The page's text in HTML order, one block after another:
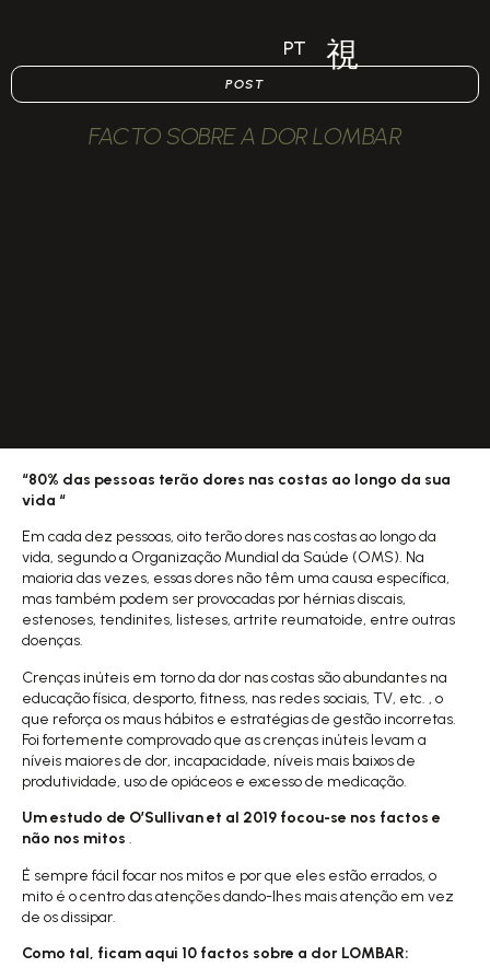
PT
POST
FACTO SOBRE A DOR LOMBAR
“80% das pessoas terão dores nas costas ao longo da sua
vida “
Em cada dez pessoas, oito terão dores nas costas ao longo da
vida, segundo a Organização Mundial da Saúde (OMS). Na
maioria das vezes, essas dores não têm uma causa específica,
mas também podem ser provocadas por hérnias discais,
estenoses, tendinites, listeses, artrite reumatoide, entre outras
doenças.
Crenças inúteis em torno da dor nas costas são abundantes na
educação física, desporto, fitness, nas redes sociais, TV, etc. , o
que reforça os maus hábitos e estratégias de gestão incorretas.
Foi fortemente comprovado que as crenças inúteis levam a
níveis maiores de dor, incapacidade, níveis mais baixos de
produtividade, uso de opiáceos e excesso de medicação.
Um estudo de O’Sullivan et al 2019 focou-se nos factos e
não nos mitos .
É sempre fácil focar nos mitos e por que eles estão errados, o
mito é o centro das atenções dando-lhes mais atenção em vez
de os dissipar.
Como tal, ficam aqui 10 factos sobre a dor LOMBAR: